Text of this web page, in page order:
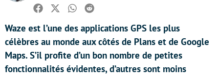
Facebook
TwitterWhatsapp
Reddit
Waze est l’une des applications GPS les plus
célèbres au monde aux côtés de Plans et de Google
Maps. S’il profite d’un bon nombre de petites
fonctionnalités évidentes, d’autres sont moins